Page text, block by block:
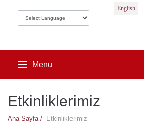
English
Menu
Etkinliklerimiz
Ana Sayfa / Etkinliklerimiz